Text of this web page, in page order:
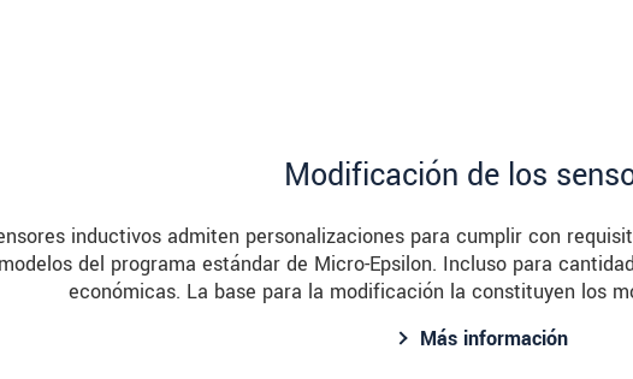
Modificación de los
inductivos admiten personalizaciones para cumplir con
del programa estándar de Micro-Epsilon. Incluso para
económicas. La base para la modificación la constituyen los
Más información